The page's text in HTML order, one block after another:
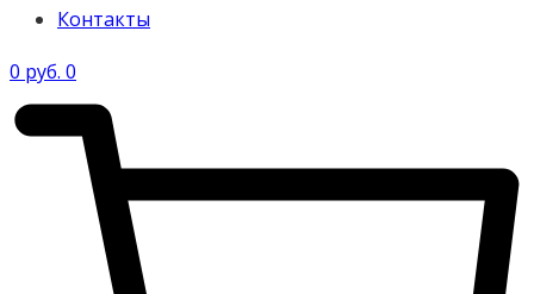
Контакты
0 руб. 0